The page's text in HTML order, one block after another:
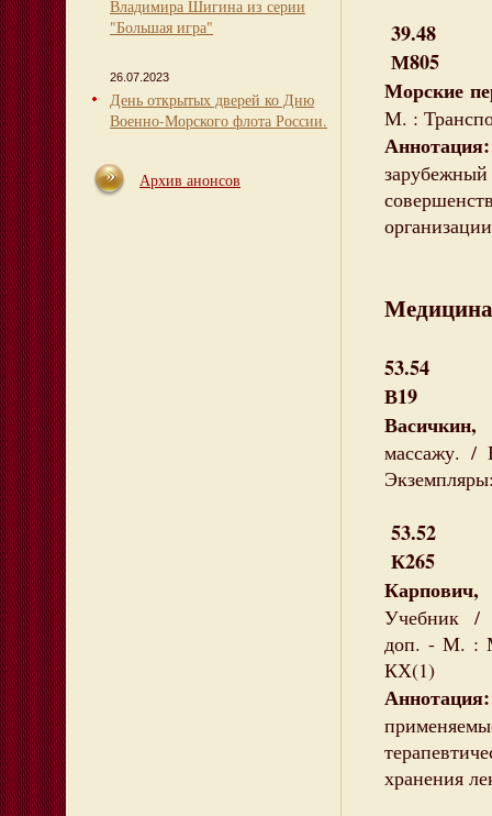
Владимира Шигина из серии
"Большая игра"
26.07.2023
День открытых дверей ко Дню
Военно-Морского флота России.
Архив анонсов
39.48
М805
Морские
М. :
Медицина
53.54
В19
массажу.
53.52
К265
Учебник /
доп. - М. :
КХ(1)
хранения